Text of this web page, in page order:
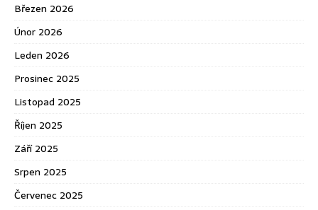
Březen 2026
Únor 2026
Leden 2026
Prosinec 2025
Listopad 2025
Říjen 2025
Září 2025
Srpen 2025
Červenec 2025